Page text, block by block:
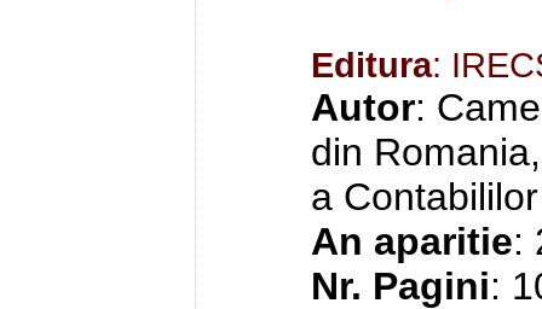
Editura:
Autor:
din
a Contabililor
An aparitie:
Nr. Pagini: